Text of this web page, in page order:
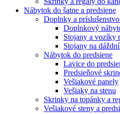
Nábytok do šatne a predsiene
Doplnky a
Doplnkový
Stojany a vozíky
Stojany na
Nábytok do predsiene
Lavice do
Predsieňové
Vešiakové panely
Vešiaky na stenu
Skrinky na topánky a
Vešiakové steny a